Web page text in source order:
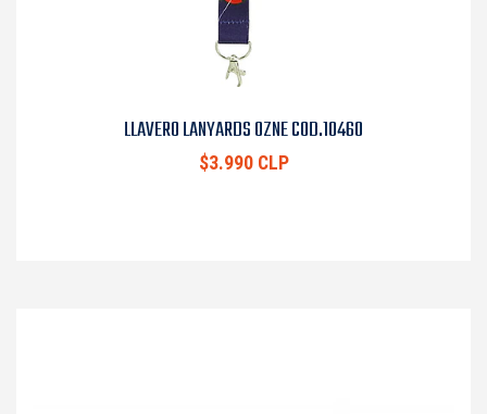
LLAVERO LANYARDS OZNE COD.10460
$3.990 CLP